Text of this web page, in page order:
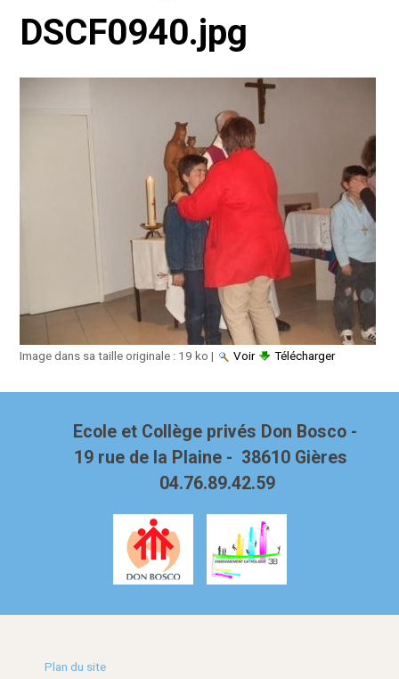
DSCF0940.jpg
Image dans sa taille originale : 19 ko | Voir Télécharger
Ecole et Collège privés Don Bosco -
19 rue de la Plaine - 38610 Gières
04.76.89.42.59
Plan du site